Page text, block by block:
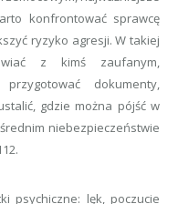
konfrontować sprawcę
ryzyko agresji. W takiej
z kimś zaufanym,
dokumenty,
gdzie można pójść w
niebezpieczeństwie
psychiczne: lęk, poczucie